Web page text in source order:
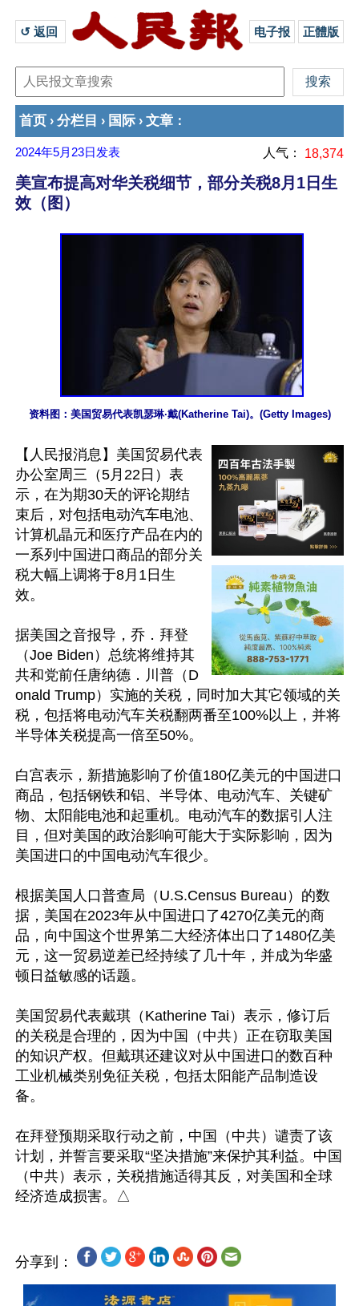
↺ 返回 电子报 正體版
首页 › 分栏目 › 国际 › 文章 ：
2024年5月23日 发表 人气： 18,374
美宣布提高对华关税细节，部分关税8月1日生
效（图）
资料图：美国贸易代表凯瑟琳·戴(Katherine Tai)。(Getty Images)
【人民报消息】美国贸易代表
办公室周三（5月22日）表
示，在为期30天的评论期结
束后，对包括电动汽车电池、
计算机晶元和医疗产品在内的
一系列中国进口商品的部分关
税大幅上调将于8月1日生
效。
据美国之音报导，乔．拜登
（Joe Biden）总统将维持其
共和党前任唐纳德．川普（D
onald Trump）实施的关税，同时加大其它领域的关
税，包括将电动汽车关税翻两番至100%以上，并将
半导体关税提高一倍至50%。
白宫表示，新措施影响了价值180亿美元的中国进口
商品，包括钢铁和铝、半导体、电动汽车、关键矿
物、太阳能电池和起重机。电动汽车的数据引人注
目，但对美国的政治影响可能大于实际影响，因为
美国进口的中国电动汽车很少。
根据美国人口普查局（U.S.Census Bureau）的数
据，美国在2023年从中国进口了4270亿美元的商
品，向中国这个世界第二大经济体出口了1480亿美
元，这一贸易逆差已经持续了几十年，并成为华盛
顿日益敏感的话题。
美国贸易代表戴琪（Katherine Tai）表示，修订后
的关税是合理的，因为中国（中共）正在窃取美国
的知识产权。但戴琪还建议对从中国进口的数百种
工业机械类别免征关税，包括太阳能产品制造设
备。
在拜登预期采取行动之前，中国（中共）谴责了该
计划，并誓言要采取“坚决措施”来保护其利益。中国
（中共）表示，关税措施适得其反，对美国和全球
分享到：